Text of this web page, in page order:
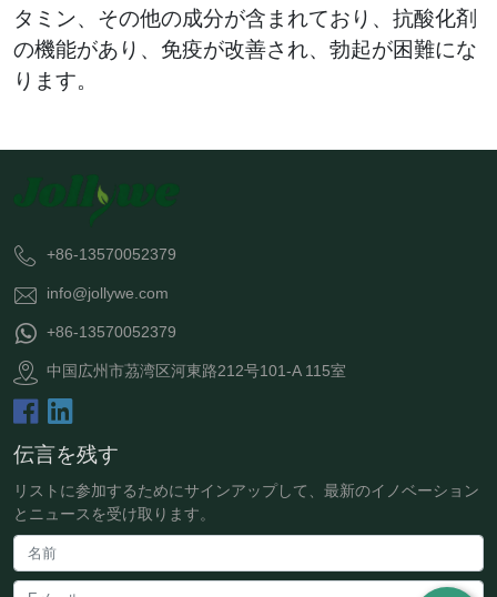
タミン、その他の成分が含まれており、抗酸化剤
の機能があり、免疫が改善され、勃起が困難にな
ります。
+86-13570052379
info@jollywe.com
+86-13570052379
中国広州市茘湾区河東路212号101-A 115室
伝言を残す
リストに参加するためにサインアップして、最新のイノベーション
とニュースを受け取ります。